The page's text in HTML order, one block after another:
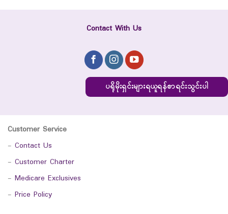
Contact With Us
ပရိုမိုးရှင်းများရယူရန်စာရင်းသွင်းပါ
Customer Service
- Contact Us
- Customer Charter
- Medicare Exclusives
- Price Policy